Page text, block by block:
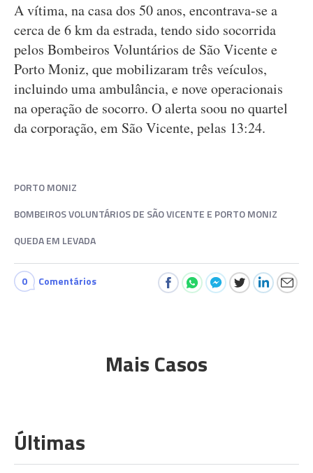
A vítima, na casa dos 50 anos, encontrava-se a
cerca de 6 km da estrada, tendo sido socorrida
pelos Bombeiros Voluntários de São Vicente e
Porto Moniz, que mobilizaram três veículos,
incluindo uma ambulância, e nove operacionais
na operação de socorro. O alerta soou no quartel
da corporação, em São Vicente, pelas 13:24.
PORTO MONIZ
BOMBEIROS VOLUNTÁRIOS DE SÃO VICENTE E PORTO MONIZ
QUEDA EM LEVADA
0 Comentários
Mais Casos
Últimas